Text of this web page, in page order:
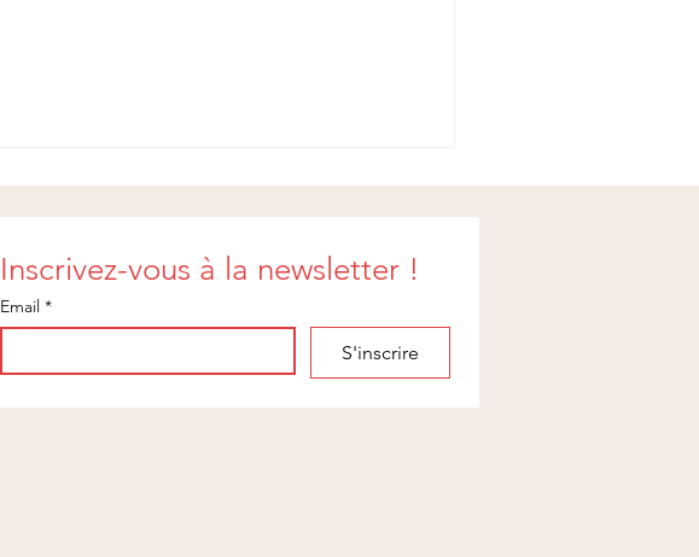
Inscrivez-vous à la newsletter !
Email *
S'inscrire